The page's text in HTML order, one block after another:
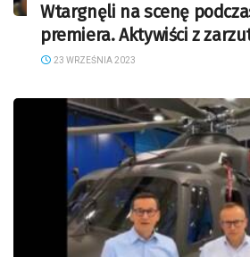
Wtargnęli na scenę
premiera. Aktywiści z
23 WRZEŚNIA 2023